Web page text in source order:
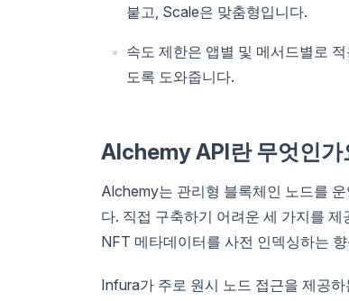
붙고, Scale은 맞춤형입니다.
속도 제한은 앱별 및 메서드별로
도록 도와줍니다.
Alchemy API란 무엇인가
Alchemy는 관리형 블록체인 노드를
다. 직접 구축하기 어려운 세 가지를
NFT 메타데이터를 사전 인덱싱하는
Infura가 주로 원시 노드 접근을 제공